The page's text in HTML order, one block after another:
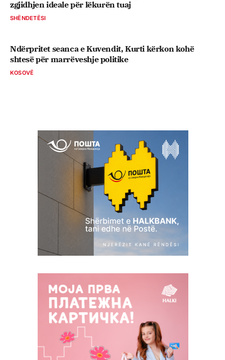
zgjidhjen ideale për lëkurën tuaj
SHËNDETËSI
Ndërpritet seanca e Kuvendit, Kurti kërkon kohë
shtesë për marrëveshje politike
KOSOVË